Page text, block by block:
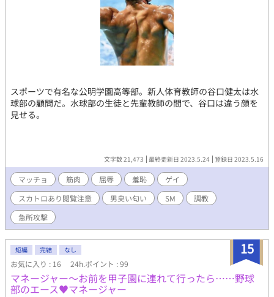
スポーツで有名な公明学園高等部。新人体育教師の谷口健太は水
球部の顧問だ。水球部の生徒と先輩教師の間で、谷口は違う顔を
見せる。
文字数 21,473 最終更新日 2023.5.24 登録日 2023.5.16
マッチョ 筋肉 屈辱 羞恥
ゲイ
スカトロあり閲覧注意
男臭い匂い SM
調教
急所攻撃
15
短編 完結 なし
お気に入り : 16 24h.ポイント : 99
マネージャー～お前を甲子園に連れて行ったら……野球
部のエース♥マネージャー